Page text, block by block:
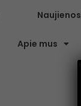
Naujienos
Apie mus